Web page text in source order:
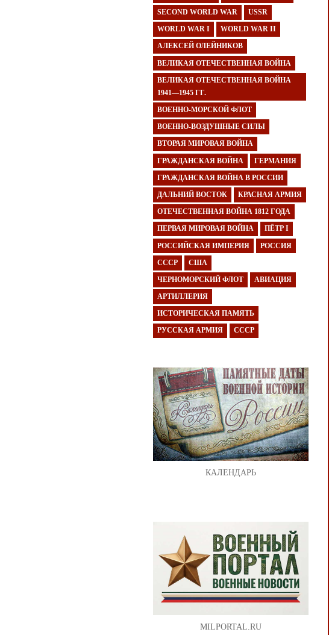
SECOND WORLD WAR USSR
WORLD WAR I WORLD WAR II
АЛЕКСЕЙ ОЛЕЙНИКОВ
ВЕЛИКАЯ ОТЕЧЕСТВЕННАЯ ВОЙНА
ВЕЛИКАЯ ОТЕЧЕСТВЕННАЯ ВОЙНА
1941—1945 ГГ.
ВОЕННО-МОРСКОЙ ФЛОТ
ВОЕННО-ВОЗДУШНЫЕ СИЛЫ
ВТОРАЯ МИРОВАЯ ВОЙНА
ГРАЖДАНСКАЯ ВОЙНА ГЕРМАНИЯ
ГРАЖДАНСКАЯ ВОЙНА В РОССИИ
ДАЛЬНИЙ ВОСТОК КРАСНАЯ АРМИЯ
ОТЕЧЕСТВЕННАЯ ВОЙНА 1812 ГОДА
ПЕРВАЯ МИРОВАЯ ВОЙНА ПЁТР I
РОССИЙСКАЯ ИМПЕРИЯ РОССИЯ
СССР США
ЧЕРНОМОРСКИЙ ФЛОТ АВИАЦИЯ
АРТИЛЛЕРИЯ
ИСТОРИЧЕСКАЯ ПАМЯТЬ
РУССКАЯ АРМИЯ СССР
КАЛЕНДАРЬ
MILPORTAL.RU